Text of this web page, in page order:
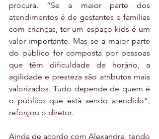
procura. “Se a maior parte dos
atendimentos é de gestantes e famílias
com crianças, ter um espaço kids é um
valor importante. Mas se a maior parte
do público for composta por pessoas
que têm dificuldade de horário, a
agilidade e presteza são atributos mais
valorizados. Tudo depende de quem é
o público que está sendo atendido”,
reforçou o diretor.
Ainda de acordo com Alexandre, tendo